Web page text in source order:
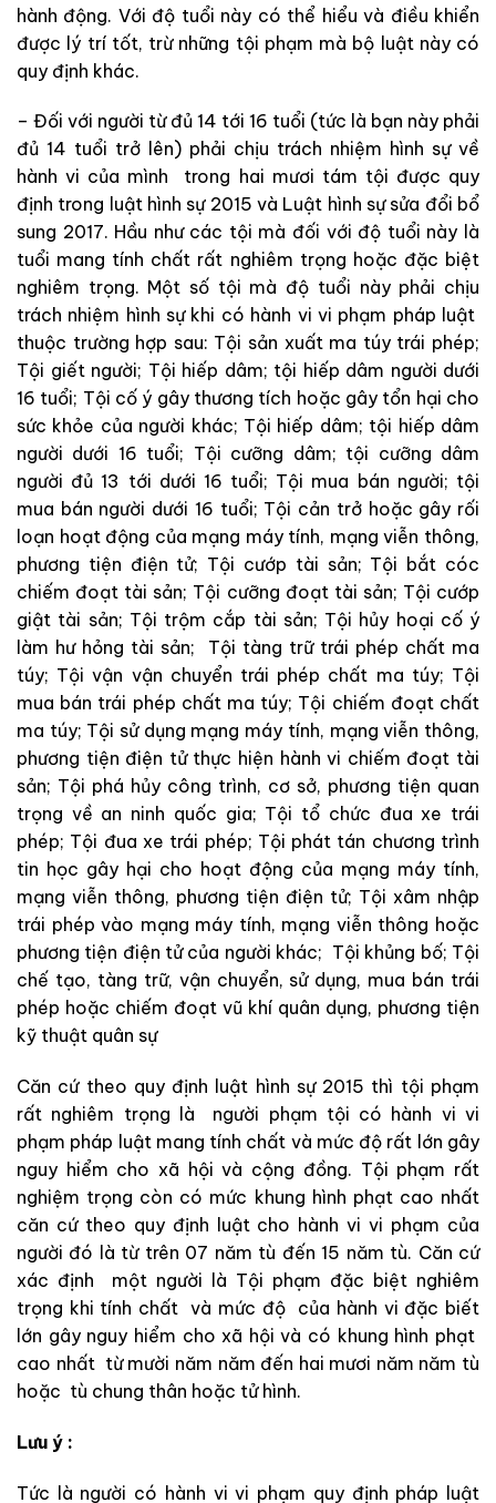
hành động. Với độ tuổi này có thể hiểu và điều khiển
được lý trí tốt, trừ những tội phạm mà bộ luật này có
quy định khác.
– Đối với người từ đủ 14 tới 16 tuổi (tức là bạn này phải
đủ 14 tuổi trở lên) phải chịu trách nhiệm hình sự về
hành vi của mình trong hai mươi tám tội được quy
định trong luật hình sự 2015 và Luật hình sự sửa đổi bổ
sung 2017. Hầu như các tội mà đối với độ tuổi này là
tuổi mang tính chất rất nghiêm trọng hoặc đặc biệt
nghiêm trọng. Một số tội mà độ tuổi này phải chịu
trách nhiệm hình sự khi có hành vi vi phạm pháp luật
thuộc trường hợp sau: Tội sản xuất ma túy trái phép;
Tội giết người; Tội hiếp dâm; tội hiếp dâm người dưới
16 tuổi; Tội cố ý gây thương tích hoặc gây tổn hại cho
sức khỏe của người khác; Tội hiếp dâm; tội hiếp dâm
người dưới 16 tuổi; Tội cưỡng dâm; tội cưỡng dâm
người đủ 13 tới dưới 16 tuổi; Tội mua bán người; tội
mua bán người dưới 16 tuổi; Tội cản trở hoặc gây rối
loạn hoạt động của mạng máy tính, mạng viễn thông,
phương tiện điện tử; Tội cướp tài sản; Tội bắt cóc
chiếm đoạt tài sản; Tội cưỡng đoạt tài sản; Tội cướp
giật tài sản; Tội trộm cắp tài sản; Tội hủy hoại cố ý
làm hư hỏng tài sản; Tội tàng trữ trái phép chất ma
túy; Tội vận vận chuyển trái phép chất ma túy; Tội
mua bán trái phép chất ma túy; Tội chiếm đoạt chất
ma túy; Tội sử dụng mạng máy tính, mạng viễn thông,
phương tiện điện tử thực hiện hành vi chiếm đoạt tài
sản; Tội phá hủy công trình, cơ sở, phương tiện quan
trọng về an ninh quốc gia; Tội tổ chức đua xe trái
phép; Tội đua xe trái phép; Tội phát tán chương trình
tin học gây hại cho hoạt động của mạng máy tính,
mạng viễn thông, phương tiện điện tử; Tội xâm nhập
trái phép vào mạng máy tính, mạng viễn thông hoặc
phương tiện điện tử của người khác; Tội khủng bố; Tội
chế tạo, tàng trữ, vận chuyển, sử dụng, mua bán trái
phép hoặc chiếm đoạt vũ khí quân dụng, phương tiện
kỹ thuật quân sự
Căn cứ theo quy định luật hình sự 2015 thì tội phạm
rất nghiêm trọng là người phạm tội có hành vi vi
phạm pháp luật mang tính chất và mức độ rất lớn gây
nguy hiểm cho xã hội và cộng đồng. Tội phạm rất
nghiệm trọng còn có mức khung hình phạt cao nhất
căn cứ theo quy định luật cho hành vi vi phạm của
người đó là từ trên 07 năm tù đến 15 năm tù. Căn cứ
xác định một người là Tội phạm đặc biệt nghiêm
trọng khi tính chất và mức độ của hành vi đặc biết
lớn gây nguy hiểm cho xã hội và có khung hình phạt
cao nhất từ mười năm năm đến hai mươi năm năm tù
hoặc tù chung thân hoặc tử hình.
Lưu ý :
Tức là người có hành vi vi phạm quy định pháp luật